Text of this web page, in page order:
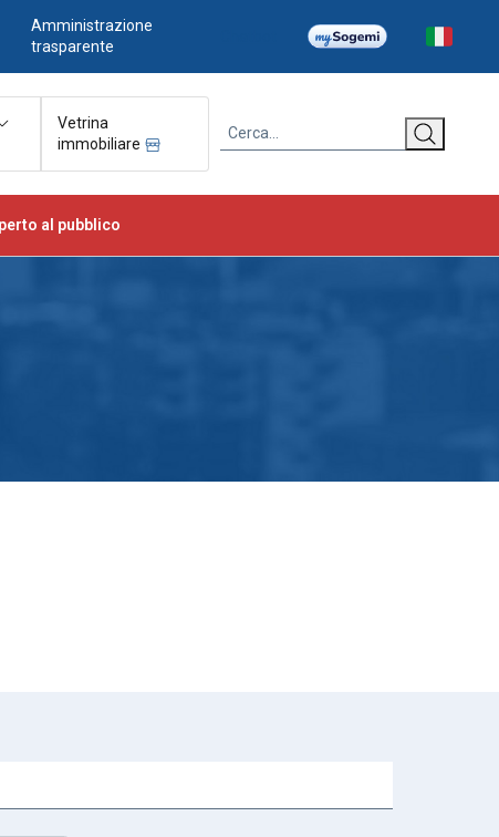
Amministrazione
trasparente
Vetrina
immobiliare
al pubblico